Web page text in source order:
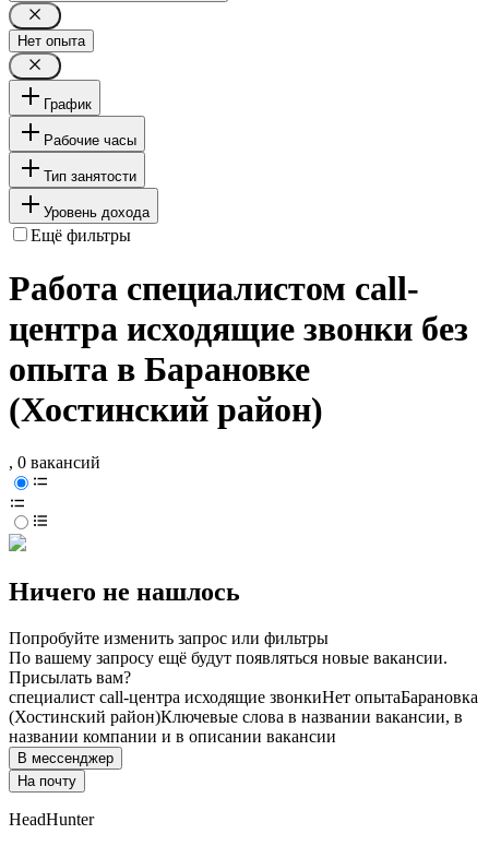
Нет опыта
График
Рабочие часы
Тип занятости
Уровень дохода
Ещё фильтры
Работа специалистом call-
центра исходящие звонки без
опыта в Барановке
(Хостинский район)
, 0 вакансий
Ничего не нашлось
Попробуйте изменить запрос или фильтры
По вашему запросу ещё будут появляться новые вакансии.
Присылать вам?
специалист call-центра исходящие звонкиНет опытаБарановка
(Хостинский район)Ключевые слова в названии вакансии, в
названии компании и в описании вакансии
В мессенджер
На почту
HeadHunter